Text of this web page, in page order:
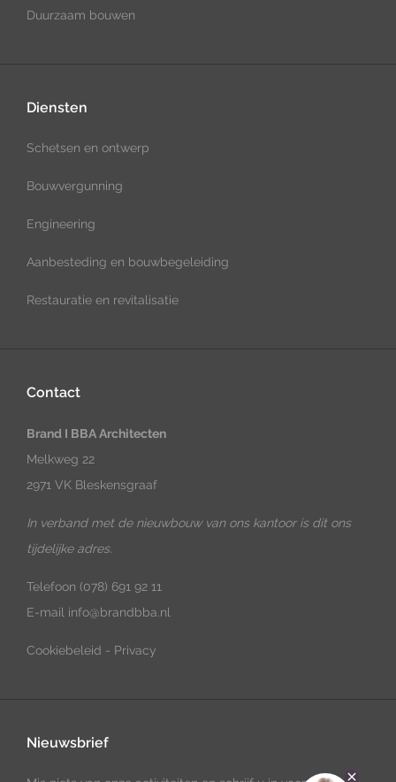
Duurzaam bouwen
Diensten
Schetsen en ontwerp
Bouwvergunning
Engineering
Aanbesteding en bouwbegeleiding
Restauratie en revitalisatie
Contact
Brand I BBA Architecten
Melkweg 22
2971 VK Bleskensgraaf
In verband met de nieuwbouw van ons kantoor is dit ons
tijdelijke adres.
Telefoon (078) 691 92 11
E-mail info@brandbba.nl
Cookiebeleid - Privacy
Nieuwsbrief